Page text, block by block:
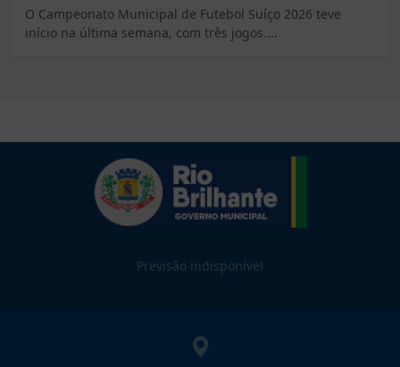
O Campeonato Municipal de Futebol Suíço 2026 teve
início na última semana, com três jogos....
Previsão indisponível